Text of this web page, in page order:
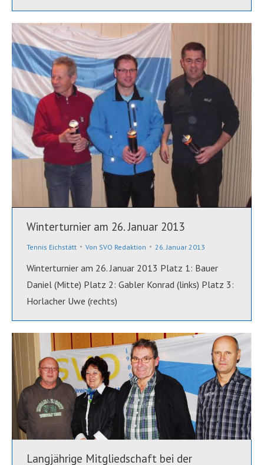
Winterturnier am 26. Januar 2013
Tennis Eichstätt Von SVO Redaktion 26. Januar 2013
Winterturnier am 26. Januar 2013 Platz 1: Bauer
Daniel (Mitte) Platz 2: Gabler Konrad (links) Platz 3:
Horlacher Uwe (rechts)
Langjährige Mitgliedschaft bei der